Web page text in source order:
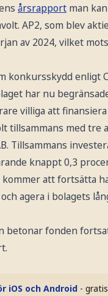
årsrapport man
AP2, som blev
av 2024, vilket
konkursskydd enligt
har nu
villiga att
tillsammans med tre
Tillsammans
knappt 0,3
att fortsätta
agera i bolagets
betonar fonden
iOS och Android -